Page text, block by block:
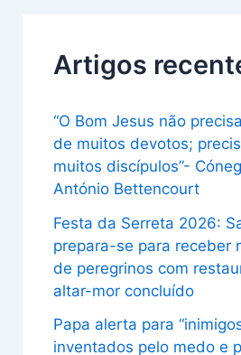
Artigos
“O Bom Jesus não
de muitos devotos;
muitos discípulos”-
António Bettencourt
Festa da Serreta 2026:
prepara-se para receber
de peregrinos com
altar-mor concluído
Papa alerta para
inventados pelo medo e